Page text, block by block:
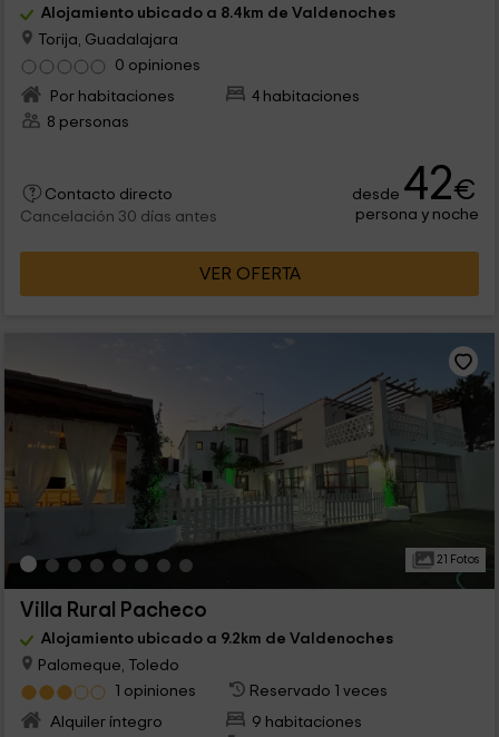
Alojamiento ubicado a 8.4km de Valdenoches
Torija, Guadalajara
0 opiniones
Por habitaciones
4 habitaciones
8 personas
Contacto directo
Cancelación 30 días antes
desde 42€
persona y noche
VER OFERTA
21 Fotos
Villa Rural Pacheco
Alojamiento ubicado a 9.2km de Valdenoches
Palomeque, Toledo
1 opiniones
Reservado 1 veces
Alquiler íntegro
9 habitaciones